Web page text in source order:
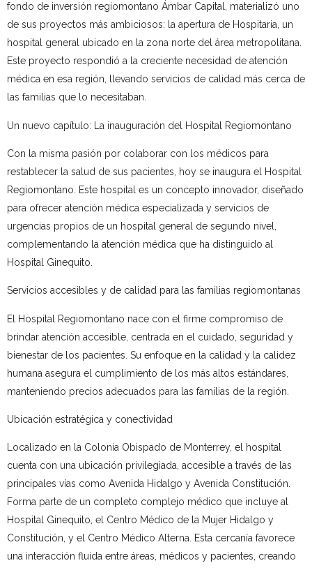
fondo de inversión regiomontano Ámbar Capital, materializó uno
de sus proyectos más ambiciosos: la apertura de Hospitaria, un
hospital general ubicado en la zona norte del área metropolitana.
Este proyecto respondió a la creciente necesidad de atención
médica en esa región, llevando servicios de calidad más cerca de
las familias que lo necesitaban.
Un nuevo capítulo: La inauguración del Hospital Regiomontano
Con la misma pasión por colaborar con los médicos para
restablecer la salud de sus pacientes, hoy se inaugura el Hospital
Regiomontano. Este hospital es un concepto innovador, diseñado
para ofrecer atención médica especializada y servicios de
urgencias propios de un hospital general de segundo nivel,
complementando la atención médica que ha distinguido al
Hospital Ginequito.
Servicios accesibles y de calidad para las familias regiomontanas
El Hospital Regiomontano nace con el firme compromiso de
brindar atención accesible, centrada en el cuidado, seguridad y
bienestar de los pacientes. Su enfoque en la calidad y la calidez
humana asegura el cumplimiento de los más altos estándares,
manteniendo precios adecuados para las familias de la región.
Ubicación estratégica y conectividad
Localizado en la Colonia Obispado de Monterrey, el hospital
cuenta con una ubicación privilegiada, accesible a través de las
principales vías como Avenida Hidalgo y Avenida Constitución.
Forma parte de un completo complejo médico que incluye al
Hospital Ginequito, el Centro Médico de la Mujer Hidalgo y
Constitución, y el Centro Médico Alterna. Esta cercanía favorece
una interacción fluida entre áreas, médicos y pacientes, creando